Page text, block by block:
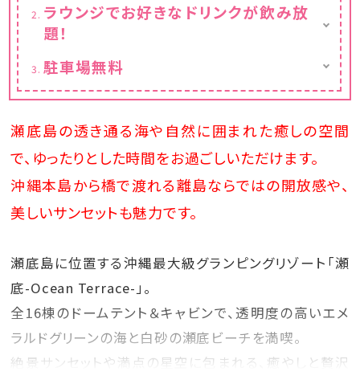
その場でお楽しみいただくのはもちろん、お土
産としてお持ち帰りいただくことも可能です♪
好きなドリンクをお選びいただけます。
対象商品例
・バヤリース など
※対象商品よりお選びいただけます。
ラウンジでお好きなドリンクが飲み放
題！
アルコール
レモン・ピーチ・カシス・シークワーサー・パイ
ン・梅・JJ・ハイボール
ソフトドリンク
さんぴん茶・パイン・シークワーサー・オレンジ
※グラス交換制
※内容は日によって異なります。どんなドリン
クが楽しめるかは当日のお楽しみです♪
駐車場無料
約20台分の駐車スペースをご用意しておりま
す。
ご予約不要で、無料にてご利用いただけます。
※1部屋につき3台以上でお越しの場合は、必
ず事前にご相談ください。
瀬底島の透き通る海や自然に囲まれた癒しの空間
で、ゆったりとした時間をお過ごしいただけます。
沖縄本島から橋で渡れる離島ならではの開放感や、
美しいサンセットも魅力です。
瀬底島に位置する沖縄最大級グランピングリゾート「瀬
底-Ocean Terrace-」。
全16棟のドームテント＆キャビンで、透明度の高いエメ
ラルドグリーンの海と白砂の瀬底ビーチを満喫。
絶景サンセットや満点の星空に包まれる、癒やしと贅沢